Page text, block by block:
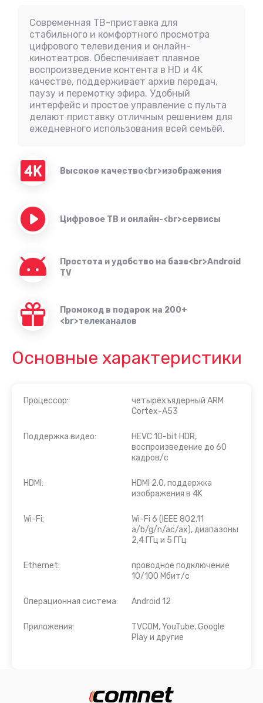
Cовременная ТВ-приставка для
стабильного и комфортного просмотра
цифрового телевидения и онлайн-
кинотеатров. Обеспечивает плавное
воспроизведение контента в HD и 4K
качестве, поддерживает архив передач,
паузу и перемотку эфира. Удобный
интерфейс и простое управление с пульта
делают приставку отличным решением для
ежедневного использования всей семьёй.
Высокое качество<br>изображения
Цифровое ТВ и онлайн-<br>сервисы
Простота и удобство на базе<br>Android
TV
Промокод в подарок на 200+
<br>телеканалов
Основные характеристики
Процессор:
четырёхъядерный ARM
Cortex-A53
Поддержка видео:
HEVC 10-bit HDR,
воспроизведение до 60
кадров/с
HDMI:
HDMI 2.0, поддержка
изображения в 4K
Wi-Fi:
Wi-Fi 6 (IEEE 802.11
a/b/g/n/ac/ax), диапазоны
2,4 ГГц и 5 ГГц
Ethernet:
проводное подключение
10/100 Мбит/с
Операционная система: Android 12
Приложения:
TVCOM, YouTube, Google
Play и другие